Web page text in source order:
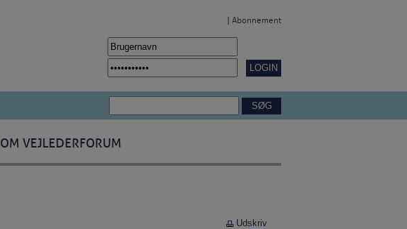
Abonnement
OM VEJLEDERFORUM
Udskriv